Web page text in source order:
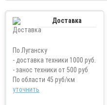
Доставка
По Луганску
- доставка техники 1000 руб.
- занос техники от 500 руб
По области 45 руб/км
уточнить